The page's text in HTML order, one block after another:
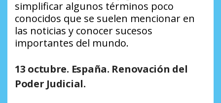
simplificar algunos términos poco
conocidos que se suelen mencionar en
las noticias y conocer sucesos
importantes del mundo.
13 octubre. España. Renovación del
Poder Judicial.